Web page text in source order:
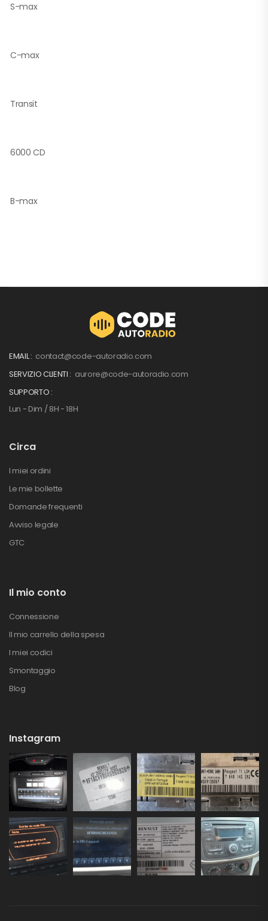
S-max
C-max
Transit
6000 CD
B-max
EMAIL : contact@code-autoradio.com
SERVIZIO CLIENTI : aurore@code-autoradio.com
SUPPORTO :
Lun - Dim / 8H - 18H
Circa
I miei ordini
Le mie bollette
Domande frequenti
Avviso legale
GTC
Il mio conto
Connessione
Il mio carrello della spesa
I miei codici
Smontaggio
Blog
Instagram